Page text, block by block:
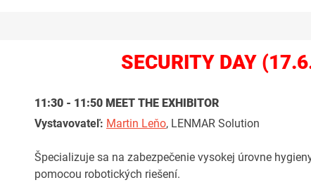
SECURITY DAY
11:30 - 11:50 MEET THE EXHIBITOR
Vystavovateľ: Martin Leňo, LENMAR Solution
Špecializuje sa na zabezpečenie vysokej úrovne
pomocou robotických riešení.